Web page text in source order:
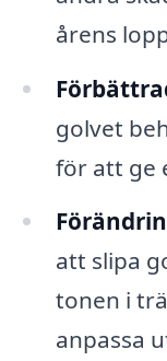
årens
golvet
för att ge
att slipa
tonen i
anpassa